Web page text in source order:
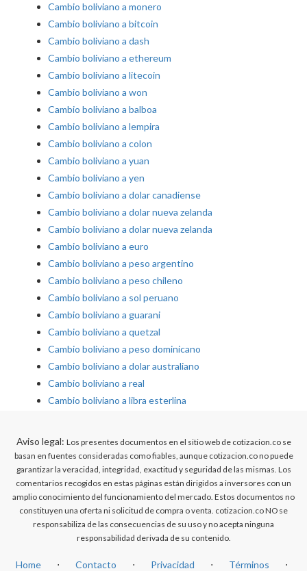
Cambio boliviano a monero
Cambio boliviano a bitcoin
Cambio boliviano a dash
Cambio boliviano a ethereum
Cambio boliviano a litecoin
Cambio boliviano a won
Cambio boliviano a balboa
Cambio boliviano a lempira
Cambio boliviano a colon
Cambio boliviano a yuan
Cambio boliviano a yen
Cambio boliviano a dolar canadiense
Cambio boliviano a dolar nueva zelanda
Cambio boliviano a dolar nueva zelanda
Cambio boliviano a euro
Cambio boliviano a peso argentino
Cambio boliviano a peso chileno
Cambio boliviano a sol peruano
Cambio boliviano a guarani
Cambio boliviano a quetzal
Cambio boliviano a peso dominicano
Cambio boliviano a dolar australiano
Cambio boliviano a real
Cambio boliviano a libra esterlina
Aviso legal: Los presentes documentos en el sitio web de cotizacion.co se
basan en fuentes consideradas como fiables, aunque cotizacion.co no puede
garantizar la veracidad, integridad, exactitud y seguridad de las mismas. Los
comentarios recogidos en estas páginas están dirigidos a inversores con un
amplio conocimiento del funcionamiento del mercado. Estos documentos no
constituyen una oferta ni solicitud de compra o venta. cotizacion.co NO se
responsabiliza de las consecuencias de su uso y no acepta ninguna
responsabilidad derivada de su contenido.
Home ⋅ Contacto ⋅ Privacidad ⋅ Términos ⋅